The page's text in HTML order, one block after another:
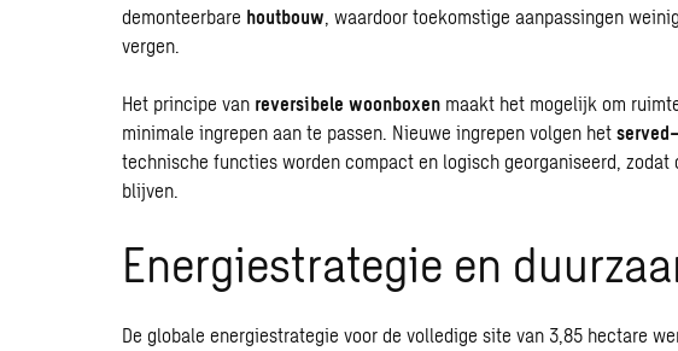
demonteerbare houtbouw, waardoor toekomstige aanpassingen
vergen.
Het principe van reversibele woonboxen maakt het mogelijk om
minimale ingrepen aan te passen. Nieuwe ingrepen volgen het
technische functies worden compact en logisch georganiseerd,
blijven.
Energiestrategie en
De globale energiestrategie voor de volledige site van 3,85 hectare